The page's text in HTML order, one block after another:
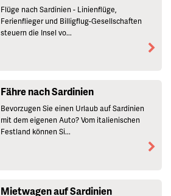
Flüge nach Sardinien - Linienflüge,
Ferienflieger und Billigflug-Gesellschaften
steuern die Insel vo...
Fähre nach Sardinien
Bevorzugen Sie einen Urlaub auf Sardinien
mit dem eigenen Auto? Vom italienischen
Festland können Si...
Mietwagen auf Sardinien